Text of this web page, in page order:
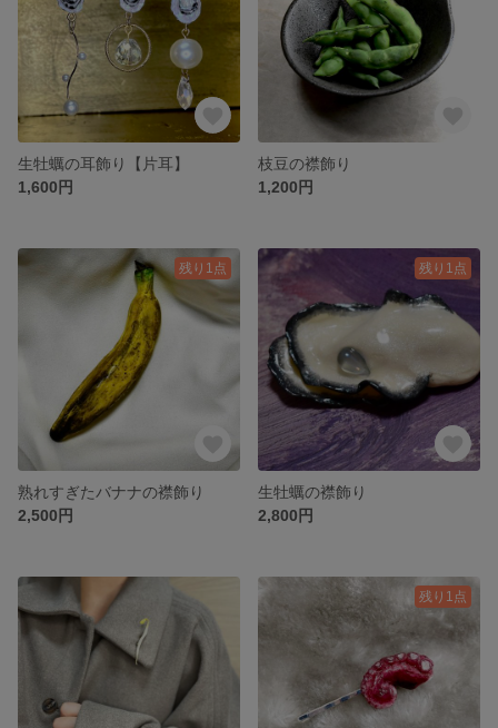
生牡蠣の耳飾り【片耳】
1,600円
枝豆の襟飾り
1,200円
残り1点
熟れすぎたバナナの襟飾り
2,500円
残り1点
生牡蠣の襟飾り
2,800円
残り1点